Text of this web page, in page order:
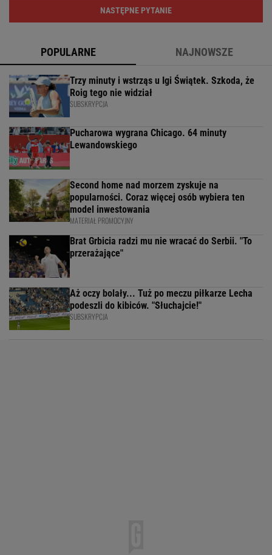
NASTĘPNE PYTANIE
POPULARNE NAJNOWSZE
Trzy minuty i wstrząs u Igi Świątek. Szkoda, że
Roig tego nie widział
SUBSKRYPCJA
Pucharowa wygrana Chicago. 64 minuty
Lewandowskiego
Second home nad morzem zyskuje na
popularności. Coraz więcej osób wybiera ten
model inwestowania
MATERIAŁ PROMOCYJNY
Brat Grbicia radzi mu nie wracać do Serbii. "To
przerażające"
Aż oczy bolały... Tuż po meczu piłkarze Lecha
podeszli do kibiców. "Słuchajcie!"
SUBSKRYPCJA